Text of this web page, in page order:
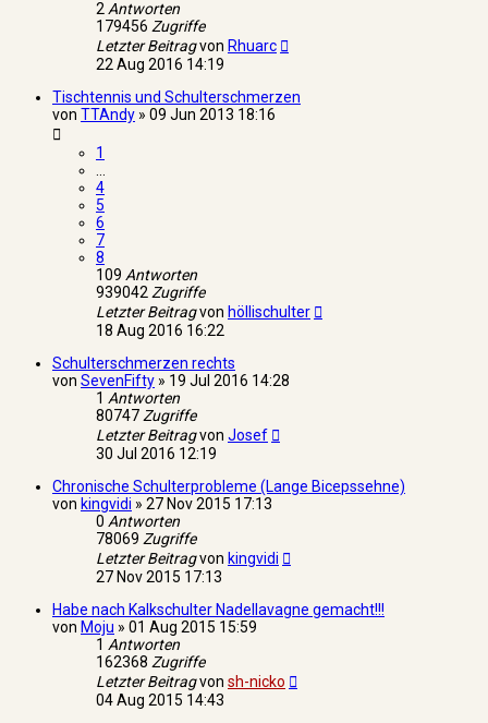
2Antworten
179456 Zugriffe
Letzter Beitragvon Rhuarc
22 Aug 2016 14:19
Tischtennis und Schulterschmerzen
von TTAndy » 09 Jun 2013 18:16
1
…
4
5
6
7
8
109 Antworten
939042Zugriffe
Letzter Beitragvon höllischulter
18 Aug 2016 16:22
Schulterschmerzen rechts
von SevenFifty » 19 Jul 2016 14:28
1 Antworten
80747Zugriffe
Letzter Beitragvon Josef
30 Jul 2016 12:19
Chronische Schulterprobleme (Lange Bicepssehne)
von kingvidi » 27 Nov 2015 17:13
0 Antworten
78069 Zugriffe
Letzter Beitragvon kingvidi
27 Nov 2015 17:13
Habe nach Kalkschulter Nadellavagne gemacht!!!
von Moju » 01 Aug 2015 15:59
1 Antworten
162368 Zugriffe
Letzter Beitragvon sh-nicko
04 Aug 2015 14:43